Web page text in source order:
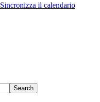
Sincronizza il calendario